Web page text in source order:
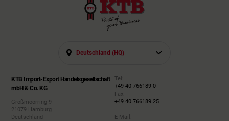
Deutschland (HQ)
KTB Import-Export Handelsgesellschaft
mbH & Co. KG
Großmoorring 9
21079 Hamburg
Deutschland
Tel:
+49 40 766189 0
Fax:
+49 40 766189 25
E-Mail: